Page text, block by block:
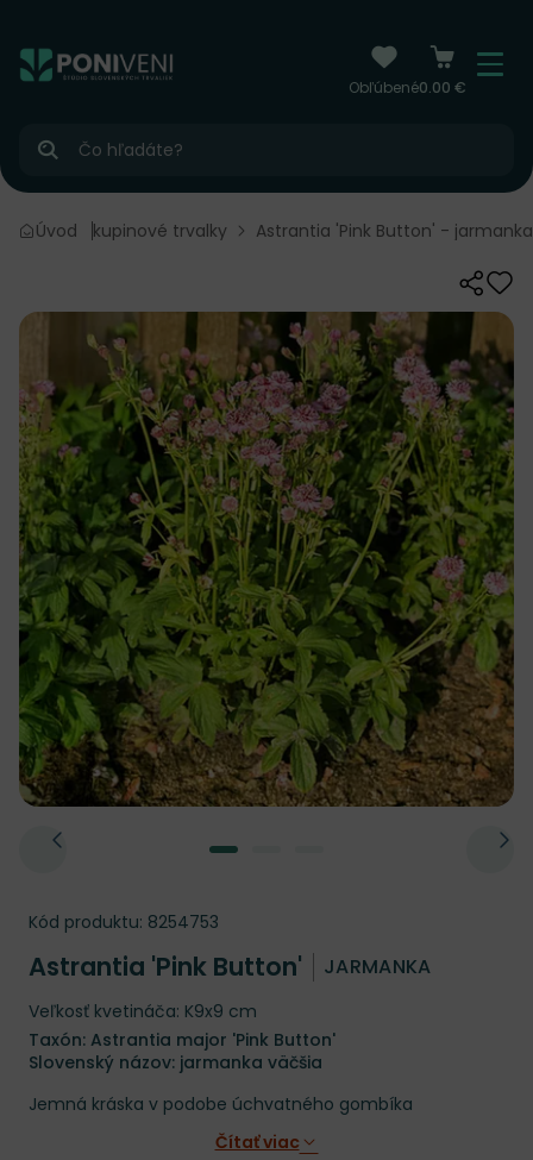
Obľúbené0.00 €
Menu
Hľadať
Úvod Skupinové trvalky Astrantia 'Pink Button' - jarmanka
Zdieľať
Kód produktu: 8254753
Astrantia 'Pink Button' JARMANKA
Veľkosť kvetináča: K9x9 cm
Taxón: Astrantia major 'Pink Button'
Slovenský názov: jarmanka väčšia
Jemná kráska v podobe úchvatného gombíka
Čítať viac